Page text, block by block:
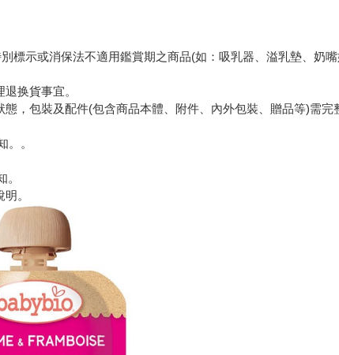
標示或消保法不適用鑑賞期之商品(如：吸乳器、溢乳墊、奶
换貨事宜。
，包裝及配件(包含商品本體、附件、內外包裝、贈品等)需完
。
。